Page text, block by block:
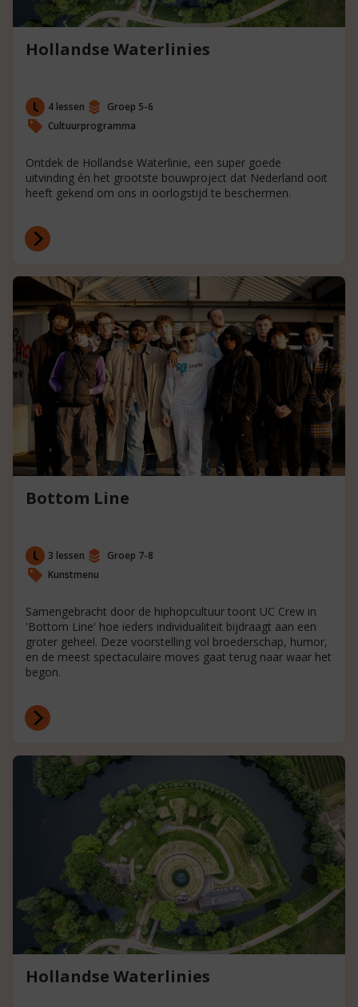
Hollandse Waterlinies
4 lessen
Groep 5-6
Cultuurprogramma
Ontdek de Hollandse Waterlinie, een super goede
uitvinding én het grootste bouwproject dat Nederland ooit
heeft gekend om ons in oorlogstijd te beschermen.
Bottom Line
3 lessen
Groep 7-8
Kunstmenu
Samengebracht door de hiphopcultuur toont UC Crew in
'Bottom Line' hoe ieders individualiteit bijdraagt aan een
groter geheel. Deze voorstelling vol broederschap, humor,
en de meest spectaculaire moves gaat terug naar waar het
begon.
Hollandse Waterlinies